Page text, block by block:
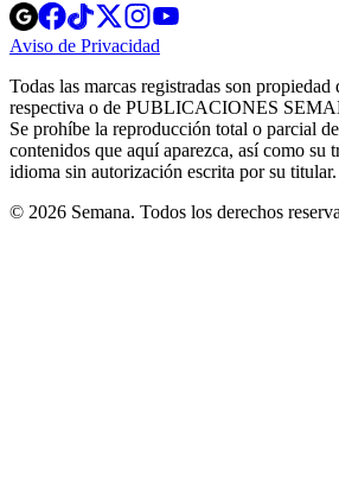
Opens
in
new
Opens
in
new
Opens
in
new
window
Opens
new
windowwindow
Aviso de Privacidad
new
window
Todas las marcas registradas son propiedad
respectiva o de PUBLICACIONES
Se prohíbe la reproducción total o parcial
contenidos que aquí aparezca, así como su
idioma sin autorización escrita por su titular.
© 2026 Semana. Todos los derechos